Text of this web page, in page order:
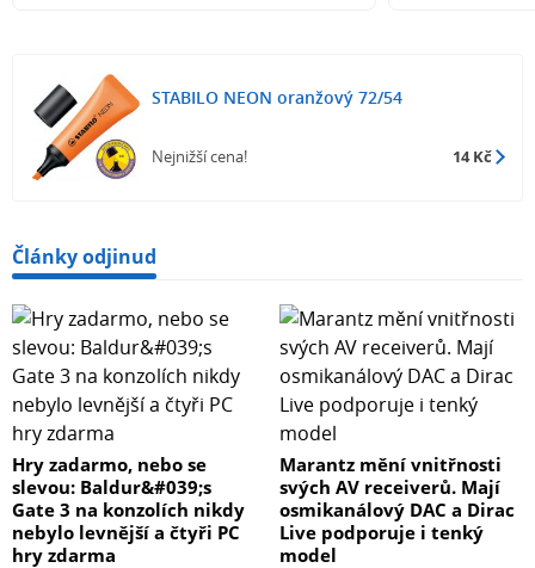
STABILO NEON oranžový 72/54
Nejnižší cena! 14 Kč
Články odjinud
Hry zadarmo, nebo se
slevou: Baldur&#039;s
Gate 3 na konzolích nikdy
nebylo levnější a čtyři PC
hry zdarma
Marantz mění vnitřnosti
svých AV receiverů. Mají
osmikanálový DAC a Dirac
Live podporuje i tenký
model